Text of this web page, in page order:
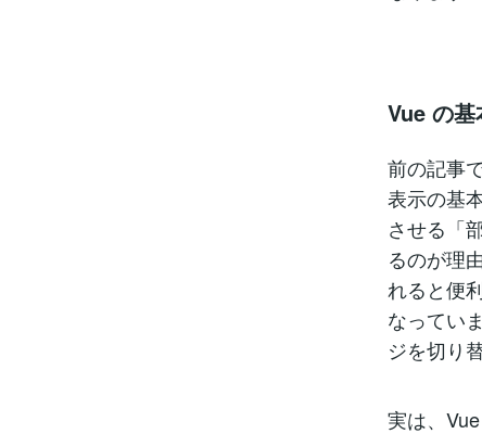
Vue の基
前の記事
表示の基
させる「
るのが理
れると便
なってい
ジを切り
実は、